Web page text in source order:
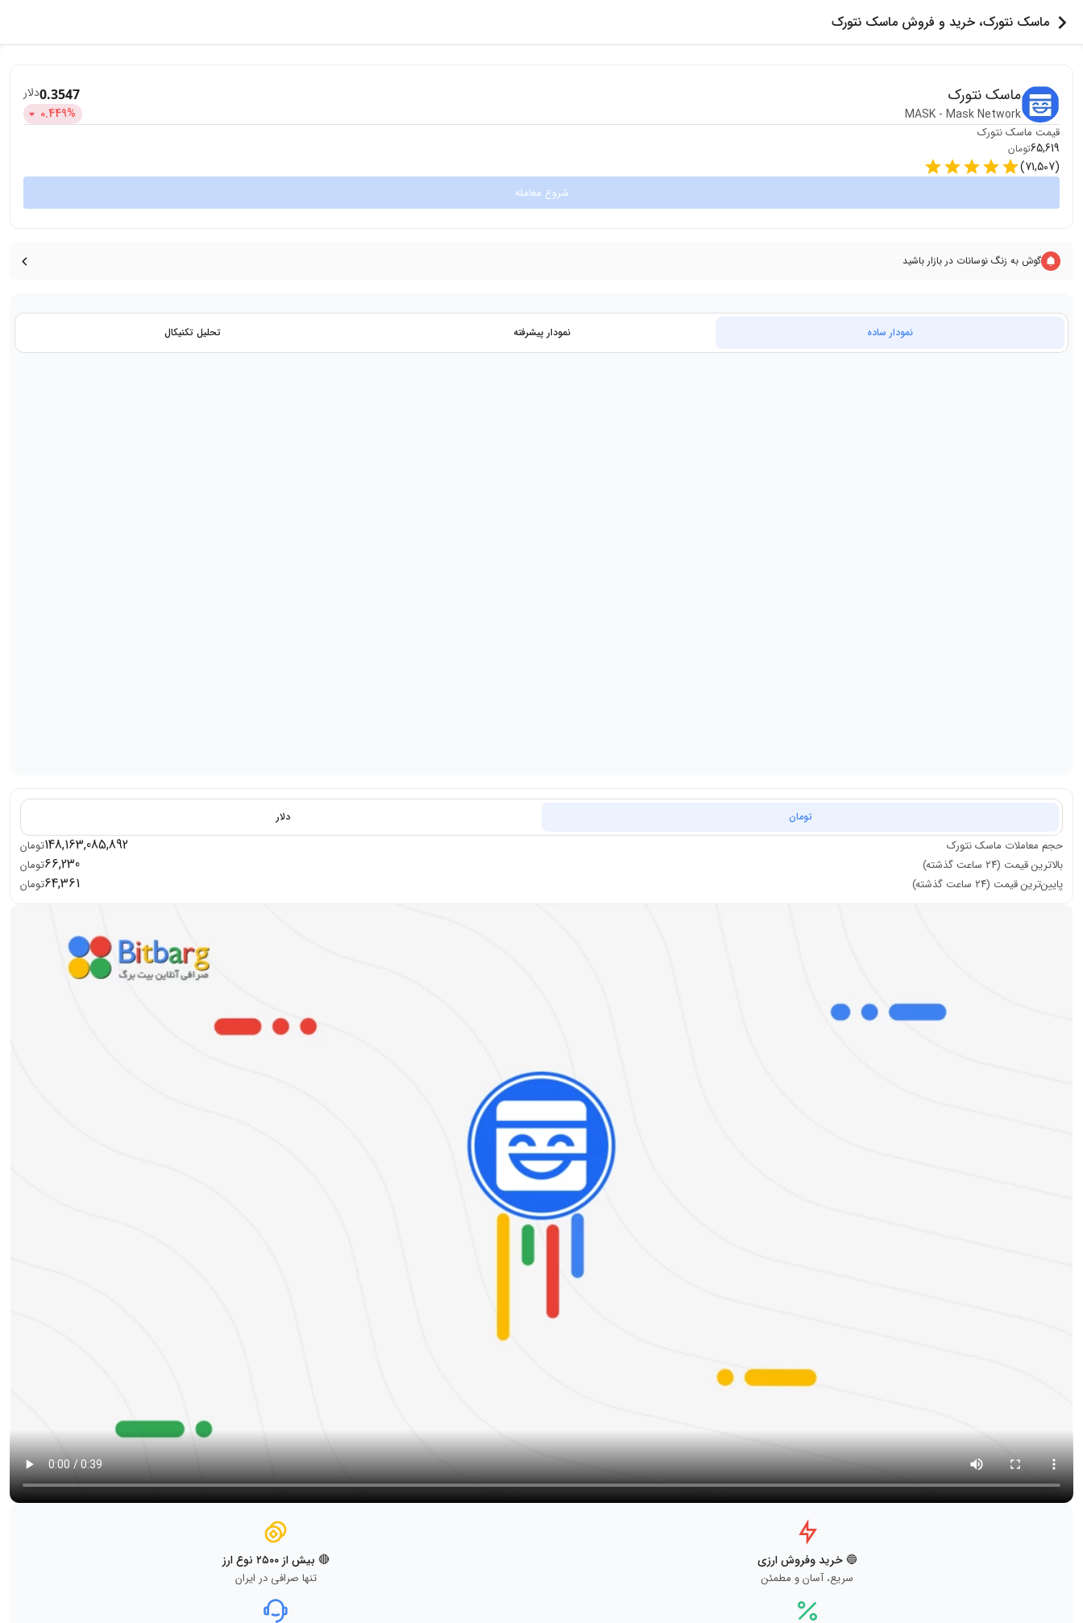
ماسک نتورک، خرید و فروش ماسک نتورک
ماسک نتورک
MASK - Mask Network
0.3547دلار
0.449%
قیمت ماسک نتورک
65,619تومان
(
71,507
)
شروع معامله
گوش به زنگ نوسانات در بازار باشید
نمودار ساده نمودار پیشرفته تحلیل تکنیکال
تومان دلار
حجم معاملات ماسک نتورک 148,163,085,892تومان
بالاترین قیمت (۲۴ ساعت گذشته)
66,230تومان
پایین‌ترین قیمت (۲۴ ساعت گذشته)
64,361تومان
🔵 خرید وفروش ارزی
سریع، آسان و مطمئن
🔴 بیش از ۲۵۰۰ نوع ارز
تنها صرافی در ایران